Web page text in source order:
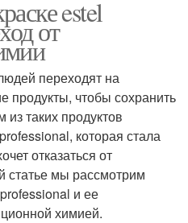
estel
от
переходят на
продукты, чтобы сохранить
таких продуктов
которая стала
отказаться от
статье мы рассмотрим
и ее
химией.